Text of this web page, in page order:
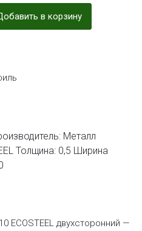
в корзину
Металл
Толщина: 0,5 Ширина
ECOSTEEL двухсторонний —